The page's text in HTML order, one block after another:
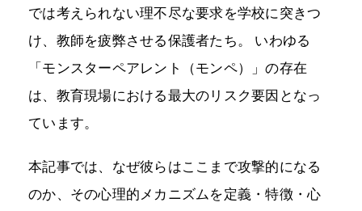
では考えられない理不尽な要求を学校に突きつ
け、教師を疲弊させる保護者たち。 いわゆる
「モンスターペアレント（モンペ）」の存在
は、教育現場における最大のリスク要因となっ
ています。
本記事では、なぜ彼らはここまで攻撃的になる
のか、その心理的メカニズムを定義・特徴・心